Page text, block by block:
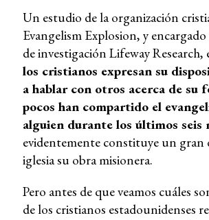
Un estudio de la organización
Evangelism Explosion, y encargado
de investigación Lifeway
los cristianos expresan su
a hablar con otros acerca de su
pocos han compartido el
alguien durante los últimos seis
evidentemente constituye un gran
iglesia su obra misionera.
Pero antes de que veamos cuáles
de los cristianos estadounidenses